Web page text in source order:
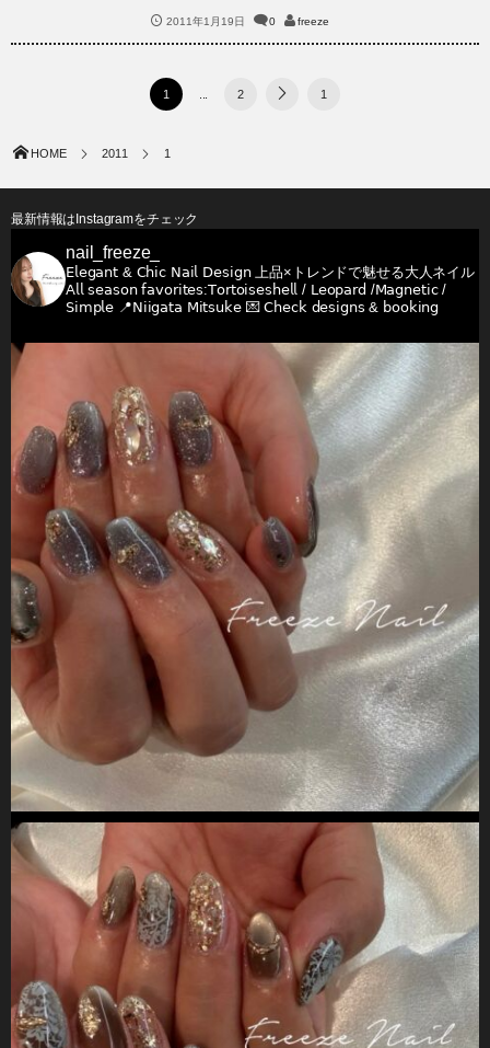
2011年1月19日 0 freeze
1 2 1
HOME 2011 1
最新情報はInstagramをチェック
nail_freeze_
𝖤𝗅𝖾𝗀𝖺𝗇𝗍 & 𝖢𝗁𝗂𝖼 𝖭𝖺𝗂𝗅 𝖣𝖾𝗌𝗂𝗀𝗇上品×トレンドで魅せる大人ネイル
𝖠𝗅𝗅 𝗌𝖾𝖺𝗌𝗈𝗇 𝖿𝖺𝗏𝗈𝗋𝗂𝗍𝖾𝗌:𝖳𝗈𝗋𝗍𝗈𝗂𝗌𝖾𝗌𝗁𝖾𝗅𝗅 / 𝖫𝖾𝗈𝗉𝖺𝗋𝖽 /𝖬𝖺𝗀𝗇𝖾𝗍𝗂𝖼 /
𝖲𝗂𝗆𝗉𝗅𝖾 📍𝖭𝗂𝗂𝗀𝖺𝗍𝖺 𝖬𝗂𝗍𝗌𝗎𝗄𝖾💌 𝖢𝗁𝖾𝖼𝗄 𝖽𝖾𝗌𝗂𝗀𝗇𝗌 & 𝖻𝗈𝗈𝗄𝗂𝗇𝗀